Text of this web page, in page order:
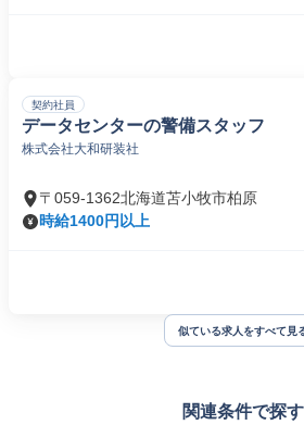
契約社員
データセンターの警備スタッフ
株式会社大和研装社
〒059-1362北海道苫小牧市柏原
時給1400円以上
似ている求人をすべて見
関連条件で探す